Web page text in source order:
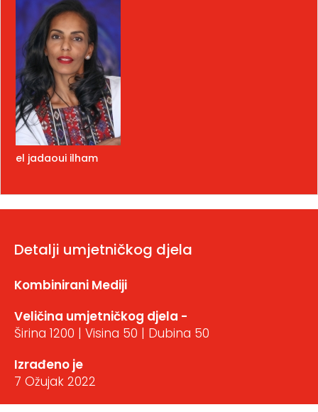
el jadaoui ilham
Detalji umjetničkog djela
Kombinirani Mediji
Veličina umjetničkog djela -
Širina 1200 | Visina 50 | Dubina 50
Izrađeno je
7 Ožujak 2022